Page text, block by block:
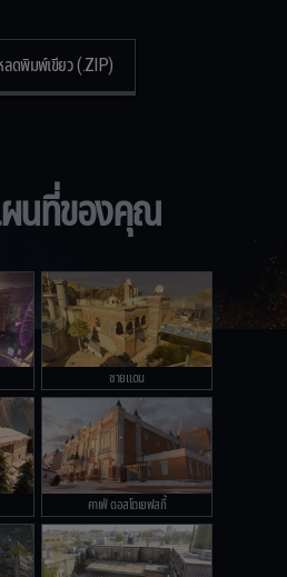
ลดพิมพ์เขียว (.ZIP)
นที่ของคุณ
ชายแดน
คาเฟ่ ดอสโตเยฟสกี้